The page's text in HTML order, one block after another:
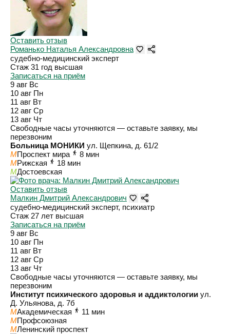
Оставить отзыв
Романько Наталья Александровна
судебно-медицинский эксперт
Стаж 31 год высшая
Записаться на приём
9 авг Вс
10 авг Пн
11 авг Вт
12 авг Ср
13 авг Чт
Свободные часы уточняются — оставьте заявку, мы
перезвоним
Больница МОНИКИ ул. Щепкина, д. 61/2
MПроспект мира
8 мин
MРижская
18 мин
MДостоевская
Оставить отзыв
Малкин Дмитрий Александрович
судебно-медицинский эксперт, психиатр
Стаж 27 лет высшая
Записаться на приём
9 авг Вс
10 авг Пн
11 авг Вт
12 авг Ср
13 авг Чт
Свободные часы уточняются — оставьте заявку, мы
перезвоним
Институт психического здоровья и аддиктологии ул.
Д. Ульянова, д. 7б
MАкадемическая
11 мин
MПрофсоюзная
MЛенинский проспект